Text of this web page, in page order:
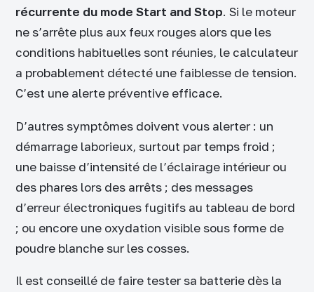
récurrente du mode Start and Stop. Si le moteur
ne s’arrête plus aux feux rouges alors que les
conditions habituelles sont réunies, le calculateur
a probablement détecté une faiblesse de tension.
C’est une alerte préventive efficace.
D’autres symptômes doivent vous alerter : un
démarrage laborieux, surtout par temps froid ;
une baisse d’intensité de l’éclairage intérieur ou
des phares lors des arrêts ; des messages
d’erreur électroniques fugitifs au tableau de bord
; ou encore une oxydation visible sous forme de
poudre blanche sur les cosses.
Il est conseillé de faire tester sa batterie dès la